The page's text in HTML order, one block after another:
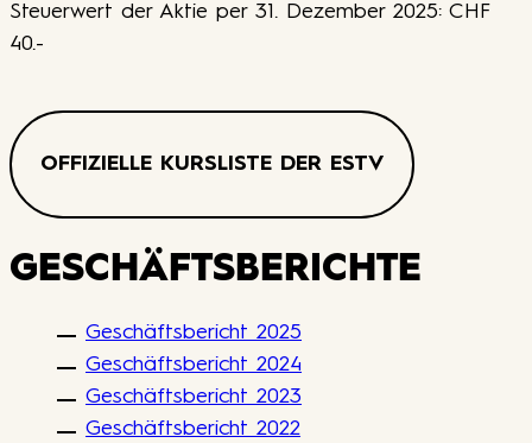
Steuerwert der Aktie per 31. Dezember 2025: CHF
40.-
OFFIZIELLE KURSLISTE DER ESTV
GESCHÄFTSBERICHTE
Geschäftsbericht 2025
Geschäftsbericht 2024
Geschäftsbericht 2023
Geschäftsbericht 2022